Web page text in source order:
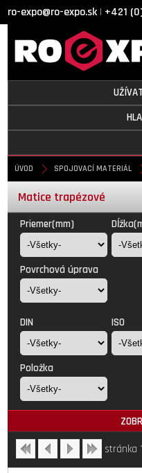
ro-expo@ro-expo.sk | +421
ÚVOD SPOJOVACÍ MATERIÁL
Matice trapézové
Priemer(mm)
Povrchová úprava
DIN ISO
Položka
stránka